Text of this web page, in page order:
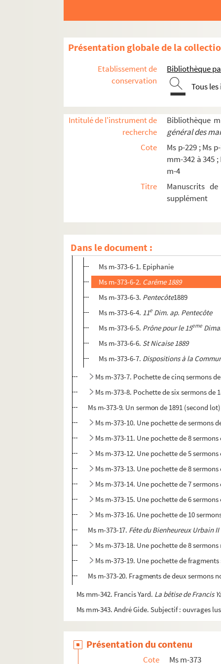
Présentation globale de la
Etablissement de
conservation
Bibliothèque
Tous
Intitulé de l'instrument de
recherche
Bibliothèque
général des
Cote
Ms p-229 ; Ms
mm-342 à 345 ;
m-4
Titre
Manuscrits
supplément
Dans le document :
Ms m-365. Francis Yard. La légende d'Etretat
Ms m-367. Francis Yard. La complainte des
Ms m-368. Francis Yard. Le cidre : étude
Ms m-370. Francis Yard. Le livre des murailles
Ms m-371. Correspondance de Francis Yard
Ms m-372. Ensemble de documents ayant
Ms m-373. Abbé Henri Talvast.Sermons
Sur la communion fréquente
Miracle de la fille de Jaïre
Dimanche de la Passion
Ms m-373-5. Sermon H. le Sacrement de
Ms m-373-6. Pochette de sept sermons de
Ms m-373-6-1. Epiphanie
Ms m-373-6-2. Carême1889
Ms m-373-6-3. Pentecôte1889
Ms m-373-6-4. 11e Dim. ap. Pentecôte
Ms m-373-6-5. Prône pour le 15eme
Ms m-373-6-6. St Nicaise1889
Ms m-373-6-7. Dispositions à la
Ms m-373-7. Pochette de cinq sermons
Ms m-373-8. Pochette de six sermons de
Ms m-373-9. Un sermon de 1891 (second
Ms m-373-10. Une pochette de sermons
Ms m-373-11. Une pochette de 8 sermons
Ms m-373-12. Une pochette de 5 sermons
Ms m-373-13. Une pochette de 8 sermons
Ms m-373-14. Une pochette de 7 sermons
Ms m-373-15. Une pochette de 6
Ms m-373-16. Une pochette de 10
Ms m-373-17. Fête du Bienheureux Urbain
Ms m-373-18. Une pochette de 8
Ms m-373-19. Une pochette de
Ms m-373-20. Fragments de deux sermons
Ms mm-342. Francis Yard. La bêtise de Francis
Ms mm-343. André Gide. Subjectif : ouvrages
Ms mm-345. Léo Larguier. La chère Emma
Ms g-483. Guy de Maupassant. Solitude
Présentation du contenu
Cote
Ms m-373